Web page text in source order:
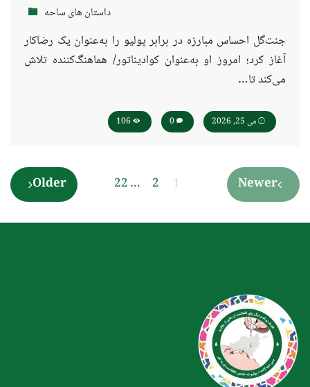
داستان های ساحه
جنت‌گل احساس مبارزه در برابر پولیو را به‌عنوان یک رضاکار
آغاز کرد؛ امروز او به‌عنوان کوادیناتور/ هماهنگ‌کننده تلاش
می‌کند تا…
می 25, 2026
Newer
1
2
…
22
Older